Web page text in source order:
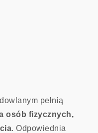
pełnią
osób fizycznych,
. Odpowiednia